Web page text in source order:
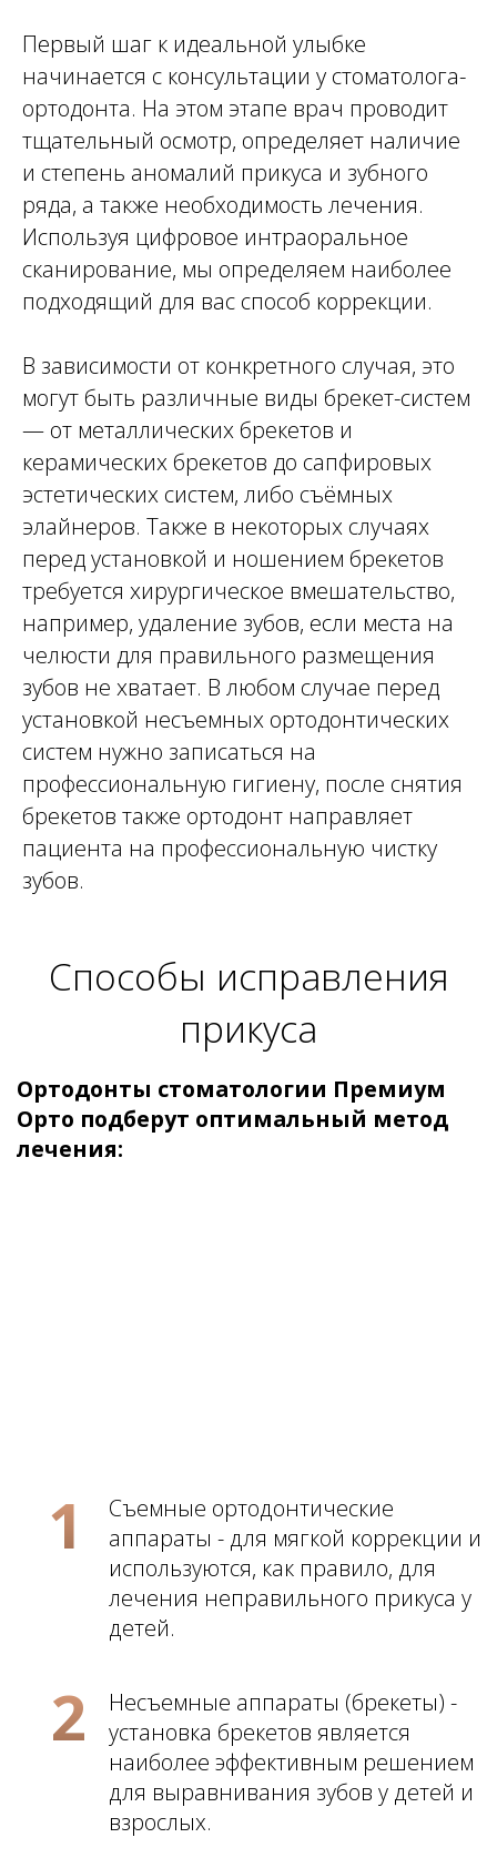
Первый шаг к идеальной улыбке
начинается с консультации у стоматолога-
ортодонта. На этом этапе врач проводит
тщательный осмотр, определяет наличие
и степень аномалий прикуса и зубного
ряда, а также необходимость лечения.
Используя цифровое интраоральное
сканирование, мы определяем наиболее
подходящий для вас способ коррекции.
В зависимости от конкретного случая, это
могут быть различные виды брекет-систем
— от металлических брекетов и
керамических брекетов до сапфировых
эстетических систем, либо съёмных
элайнеров. Также в некоторых случаях
перед установкой и ношением брекетов
требуется хирургическое вмешательство,
например, удаление зубов, если места на
челюсти для правильного размещения
зубов не хватает. В любом случае перед
установкой несъемных ортодонтических
систем нужно записаться на
профессиональную гигиену, после снятия
брекетов также ортодонт направляет
пациента на профессиональную чистку
зубов.
Съемные ортодонтические
аппараты - для мягкой коррекции и
используются, как правило, для
лечения неправильного прикуса у
детей.
1
Несъемные аппараты (брекеты) -
установка брекетов является
наиболее эффективным решением
для выравнивания зубов у детей и
2
Хирургическое исправление
прикуса - применяется в особых
случаях, когда другие методы не
могут дать желаемого результата.
3
Если вы заметили признаки неправильного
прикуса или другие дефекты зубного ряда,
не откладывайте визит к ортодонту в
стоматологическую клинику. Чем раньше
будет начато лечение, тем эффективнее и
быстрее будут достигнуты результаты.
Запись на прием и консультацию врача в
Екатеринбурге доступна по телефону и на
сайте стоматологии.
Хирургическая стоматология
Услуги и цены
Эстетическое протезирование
Услуги и цены
Ортодонтия
КОНТАКТЫ
Телефон